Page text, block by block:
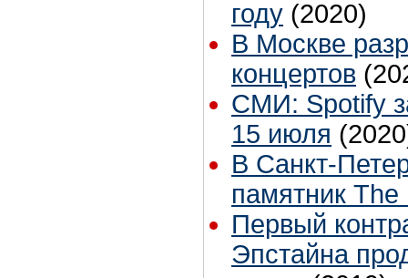
году (2020)
В Москве
концертов
СМИ: Spotify
15 июля
В Санкт-
памятник The
Первый
Эпстайна